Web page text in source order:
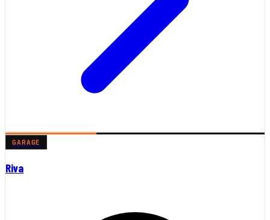
GARAGE
Riva